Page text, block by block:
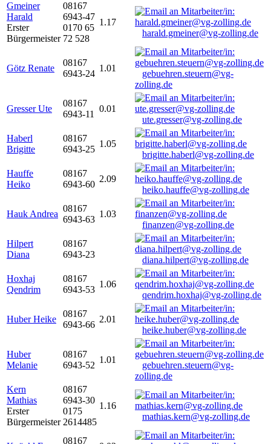
Gmeiner
Harald
Erster
Bürgermeister
08167
6943-47
0170 65
72 528
1.17
harald.gmeiner@vg-zolling.de
Götz Renate
08167
6943-24
1.01
gebuehren.steuern@vg-
zolling.de
Gresser Ute
08167
6943-11
0.01
ute.gresser@vg-zolling.de
Haberl
Brigitte
08167
6943-25
1.05
brigitte.haberl@vg-zolling.de
Hauffe
Heiko
08167
6943-60
2.09
heiko.hauffe@vg-zolling.de
Hauk Andrea
08167
6943-63
1.03
finanzen@vg-zolling.de
Hilpert
Diana
08167
6943-23
diana.hilpert@vg-zolling.de
Hoxhaj
Qendrim
08167
6943-53
1.06
qendrim.hoxhaj@vg-zolling.de
Huber Heike
08167
6943-66
2.01
heike.huber@vg-zolling.de
Huber
Melanie
08167
6943-52
1.01
gebuehren.steuern@vg-
zolling.de
Kern
Mathias
Erster
Bürgermeister
08167
6943-30
0175
2614485
1.16
mathias.kern@vg-zolling.de
08167